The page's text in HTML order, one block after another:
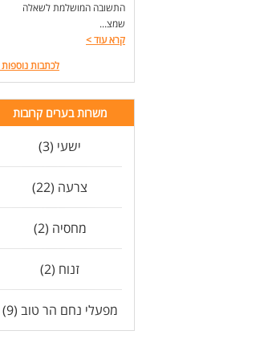
התשובה המושלמת לשאלה
שמצ...
קרא עוד>
לכתבות נוספות
משרות בערים קרובות
ישעי (3)
צרעה (22)
מחסיה (2)
זנוח (2)
מפעלי נחם הר טוב (9)